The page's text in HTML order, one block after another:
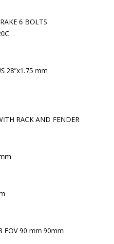
6 BOLTS
28”x1.75 mm
RACK AND FENDER
FOV 90 mm 90mm